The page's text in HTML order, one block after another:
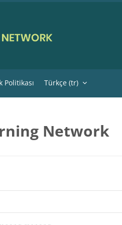
Politikası Türkçe ‎(tr)‎
Network